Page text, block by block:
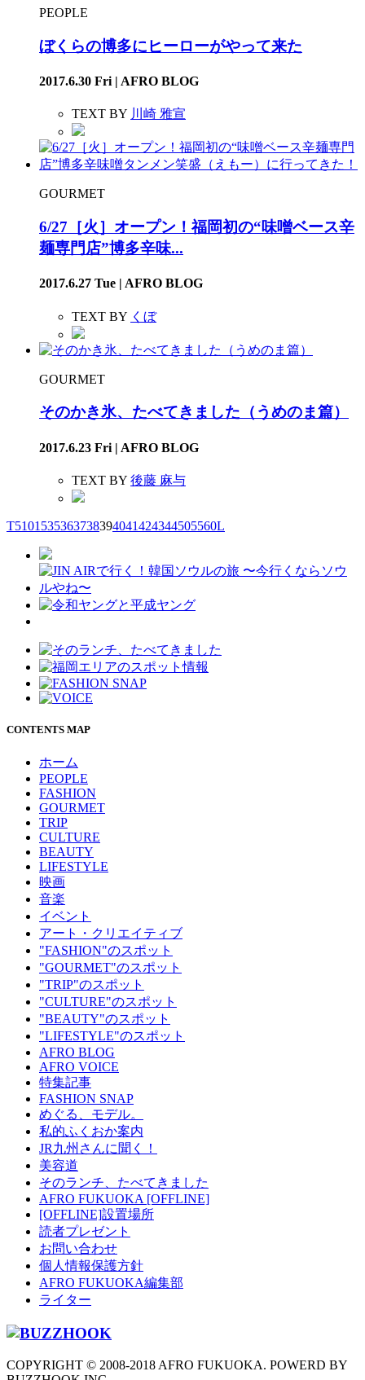
PEOPLE
ぼくらの博多にヒーローがやって来た
2017.6.30 Fri | AFRO BLOG
TEXT BY 川崎 雅宣
GOURMET
6/27［火］オープン！福岡初の“味噌ベース辛
麺専門店”博多辛味...
2017.6.27 Tue | AFRO BLOG
TEXT BY くぼ
GOURMET
そのかき氷、たべてきました（うめのま篇）
2017.6.23 Fri | AFRO BLOG
TEXT BY 後藤 麻与
T5101535363738394041424344505560L
CONTENTS MAP
ホーム
PEOPLE
FASHION
GOURMET
TRIP
CULTURE
BEAUTY
LIFESTYLE
映画
音楽
イベント
アート・クリエイティブ
"FASHION"のスポット
"GOURMET"のスポット
"TRIP"のスポット
"CULTURE"のスポット
"BEAUTY"のスポット
"LIFESTYLE"のスポット
AFRO BLOG
AFRO VOICE
特集記事
FASHION SNAP
めぐる、モデル。
私的ふくおか案内
JR九州さんに聞く！
美容道
そのランチ、たべてきました
AFRO FUKUOKA [OFFLINE]
[OFFLINE]設置場所
読者プレゼント
お問い合わせ
個人情報保護方針
AFRO FUKUOKA編集部
ライター
COPYRIGHT © 2008-2018 AFRO FUKUOKA. POWERD BY